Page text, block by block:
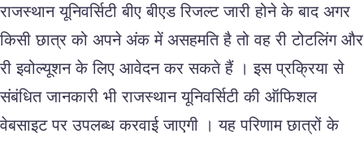
राजस्थान यूनिवर्सिटी बीए बीएड रिजल्ट जारी होने के बाद अगर
किसी छात्र को अपने अंक में असहमति है तो वह री टोटलिंग और
री इवोल्यूशन के लिए आवेदन कर सकते हैं । इस प्रक्रिया से
संबंधित जानकारी भी राजस्थान यूनिवर्सिटी की ऑफिशल
वेबसाइट पर उपलब्ध करवाई जाएगी । यह परिणाम छात्रों के